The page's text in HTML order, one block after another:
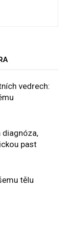
vedrech:
diagnóza,
past
tělu